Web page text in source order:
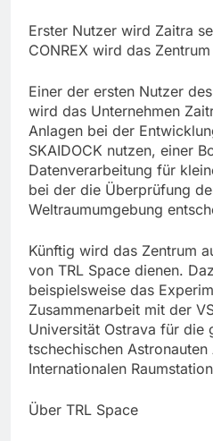
Erster Nutzer wird Zaitra
CONREX wird das
Einer der ersten Nutzer
wird das Unternehmen
Anlagen bei der
SKAIDOCK nutzen, einer
Datenverarbeitung für
bei der die Überprüfung
Weltraumumgebung
Künftig wird das Zentrum
von TRL Space dienen.
beispielsweise das
Zusammenarbeit mit der
Universität Ostrava für die
tschechischen
Internationalen
Über TRL Space